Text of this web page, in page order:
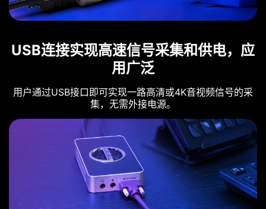
USB连接实现高速信号采集和供电，应
用广泛
用户通过USB接口即可实现一路高清或4K音视频信号的采
集，无需外接电源。